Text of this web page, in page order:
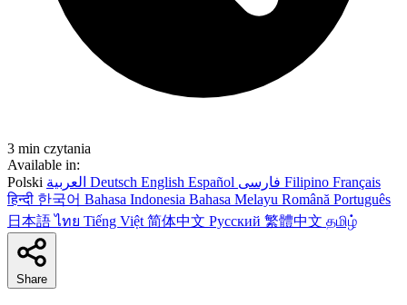
3 min czytania
Available in:
Polski
Deutsch English Español Filipino Français
हिन्दी 한국어 Bahasa Indonesia Bahasa Melayu Română Português
日本語ไทย Tiếng Việt 简体中文 Русский 繁體中文 தமிழ்
Share